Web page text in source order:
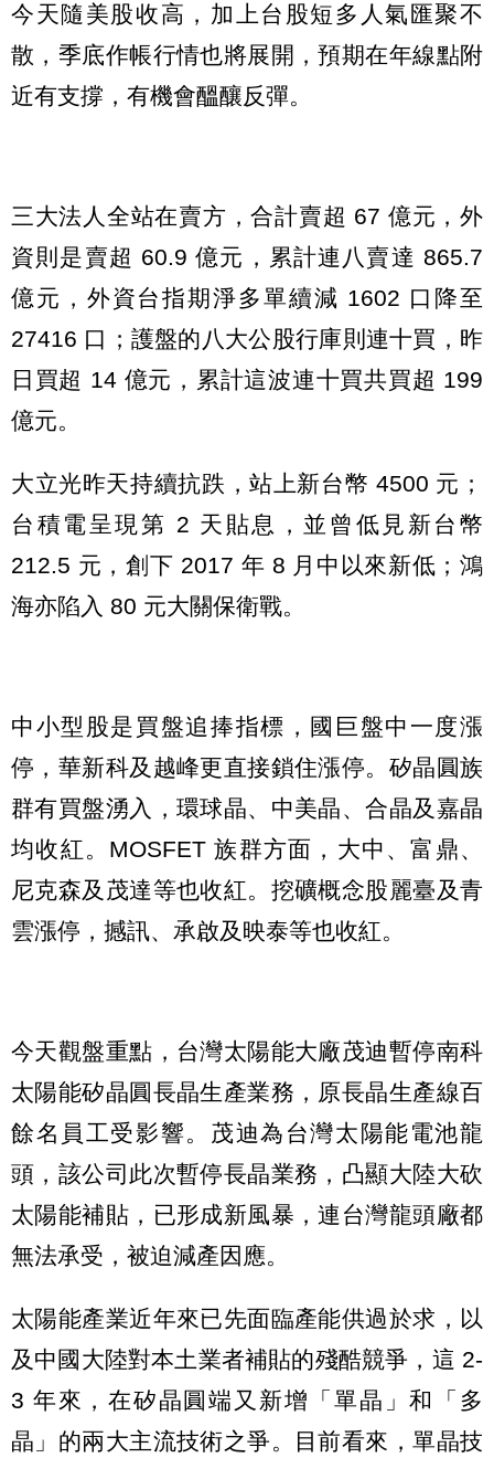
今天隨美股收高，加上台股短多人氣匯聚不
散，季底作帳行情也將展開，預期在年線點附
近有支撐，有機會醞釀反彈。
三大法人全站在賣方，合計賣超 67 億元，外
資則是賣超 60.9 億元，累計連八賣達 865.7
億元，外資台指期淨多單續減 1602 口降至
27416 口；護盤的八大公股行庫則連十買，昨
日買超 14 億元，累計這波連十買共買超 199
億元。
大立光昨天持續抗跌，站上新台幣 4500 元；
台積電呈現第 2 天貼息，並曾低見新台幣
212.5 元，創下 2017 年 8 月中以來新低；鴻
海亦陷入 80 元大關保衛戰。
中小型股是買盤追捧指標，國巨盤中一度漲
停，華新科及越峰更直接鎖住漲停。矽晶圓族
群有買盤湧入，環球晶、中美晶、合晶及嘉晶
均收紅。MOSFET 族群方面，大中、富鼎、
尼克森及茂達等也收紅。挖礦概念股麗臺及青
雲漲停，撼訊、承啟及映泰等也收紅。
今天觀盤重點，台灣太陽能大廠茂迪暫停南科
太陽能矽晶圓長晶生產業務，原長晶生產線百
餘名員工受影響。茂迪為台灣太陽能電池龍
頭，該公司此次暫停長晶業務，凸顯大陸大砍
太陽能補貼，已形成新風暴，連台灣龍頭廠都
無法承受，被迫減產因應。
太陽能產業近年來已先面臨產能供過於求，以
及中國大陸對本土業者補貼的殘酷競爭，這 2-
3 年來，在矽晶圓端又新增「單晶」和「多
晶」的兩大主流技術之爭。目前看來，單晶技